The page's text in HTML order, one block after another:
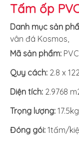
Tấm ốp
Danh mục sản
vân đá Kosmos
Mã sản phẩm:
Quy cách: 2.8 x
Diện tích: 2.9768
Trọng lượng:
Đóng gói: 1tấm/